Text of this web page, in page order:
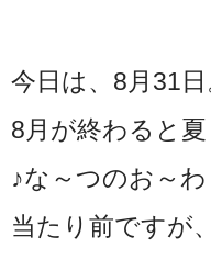
今日は、8月31日
8月が終わると
♪な～つのお～
当たり前ですが